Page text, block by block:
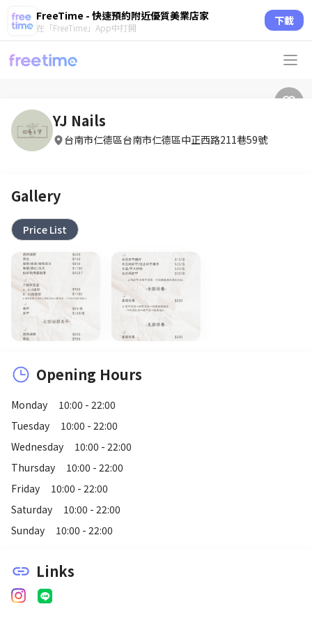
FreeTime - 快速預約附近優質美業店家
在「FreeTime」App中打開 下載
YJ Nails
台南市仁德區台南市仁德區中正西路211巷59號
Gallery
Price List
Opening Hours
Monday
10:00 - 22:00
Tuesday
10:00 - 22:00
Wednesday
10:00 - 22:00
Thursday
10:00 - 22:00
Friday
10:00 - 22:00
Saturday
10:00 - 22:00
Sunday
10:00 - 22:00
link Links